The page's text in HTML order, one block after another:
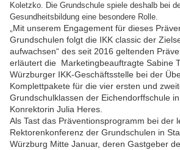
Koletzko. Die Grundschule spiele deshalb bei
Gesundheitsbildung eine besondere Rolle.
„Mit unserem Engagement für dieses
Grundschulen folgt die IKK classic der
aufwachsen“ des seit 2016 geltenden
erläutert die Marketingbeauftragte Sabine
Würzburger IKK-Geschäftsstelle bei der
Komplettpakete für die vier ersten und
Grundschulklassen der Eichendorffschule
Konrektorin Julia Heres.
Als Tast das Präventionsprogramm bei der
Rektorenkonferenz der Grundschulen in
Würzburg Mitte Januar, deren Gastgeber